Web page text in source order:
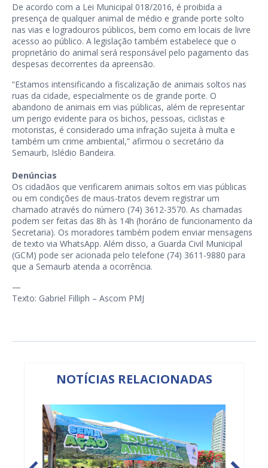
De acordo com a Lei Municipal 018/2016, é proibida a
presença de qualquer animal de médio e grande porte solto
nas vias e logradouros públicos, bem como em locais de livre
acesso ao público. A legislação também estabelece que o
proprietário do animal será responsável pelo pagamento das
despesas decorrentes da apreensão.
“Estamos intensificando a fiscalização de animais soltos nas
ruas da cidade, especialmente os de grande porte. O
abandono de animais em vias públicas, além de representar
um perigo evidente para os bichos, pessoas, ciclistas e
motoristas, é considerado uma infração sujeita à multa e
também um crime ambiental,” afirmou o secretário da
Semaurb, Islédio Bandeira.
Denúncias
Os cidadãos que verificarem animais soltos em vias públicas
ou em condições de maus-tratos devem registrar um
chamado através do número (74) 3612-3570. As chamadas
podem ser feitas das 8h às 14h (horário de funcionamento da
Secretaria). Os moradores também podem enviar mensagens
de texto via WhatsApp. Além disso, a Guarda Civil Municipal
(GCM) pode ser acionada pelo telefone (74) 3611-9880 para
que a Semaurb atenda a ocorrência.
—
Texto: Gabriel Filliph – Ascom PMJ
NOTÍCIAS RELACIONADAS